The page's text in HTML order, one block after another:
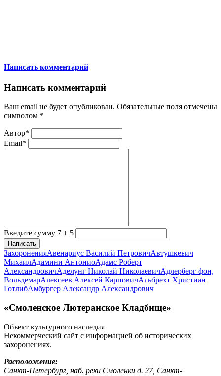
Написать комментарий
Написать комментарий
Ваш email не будет опубликован. Обязательные поля отмечены
символом *
Автор*
Email*
Введите сумму 7 + 5
Написать
ЗахороненияАвенариус Василий ПетровичАвтушкевич
МихаилАдамини АнтониоАдамс Роберт
АлександровичАделунг Николай НиколаевичАдлерберг фон,
ВольдемарАлексеев Алексей КарповичАльбрехт Христиан
ГотлибАмбургер Александр Александрович
«Смоленское Лютеранское Кладбище»
Объект культурного наследия.
Некоммерческий сайт с информацией об исторических
захоронениях.
Расположение:
Санкт-Петербург, наб. реки Смоленки д. 27, Санкт-